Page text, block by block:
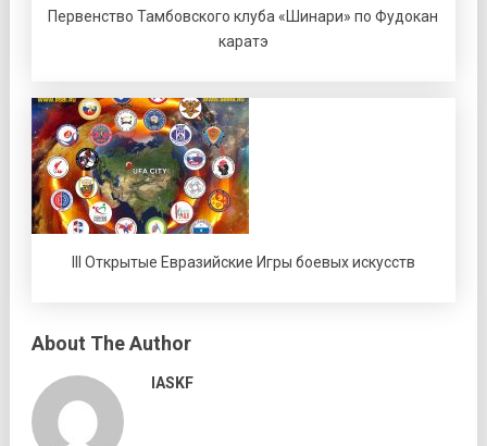
Первенство Тамбовского клуба «Шинари» по Фудокан
каратэ
III Открытые Евразийские Игры боевых искусств
About The Author
IASKF